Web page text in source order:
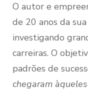
O autor e
de 20 anos da
investigando
carreiras. O
padrões de
chegaram